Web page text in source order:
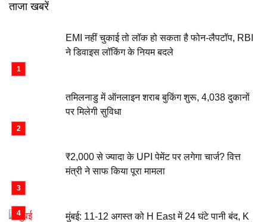
ताजा खबरें
EMI नहीं चुकाई तो लॉक हो सकता है फोन-लैपटॉप, RBI
ने डिवाइस लॉकिंग के नियम बदले
तमिलनाडु में ऑनलाइन शराब बुकिंग शुरू, 4,038 दुकानों
पर मिलेगी सुविधा
₹2,000 से ज्यादा के UPI पेमेंट पर लगेगा चार्ज? वित्त
मंत्री ने साफ किया पूरा मामला
मुंबई: 11-12 अगस्त को H East में 24 घंटे पानी बंद, K